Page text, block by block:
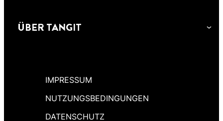
ÜBER TANGIT
IMPRESSUM
NUTZUNGSBEDINGUNGEN
DATENSCHUTZ